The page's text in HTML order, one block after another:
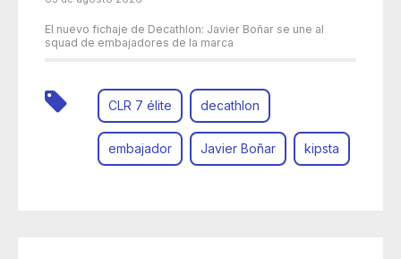
El nuevo fichaje de Decathlon: Javier Boñar se une al
squad de embajadores de la marca
CLR 7 élite decathlon
embajador Javier Boñar kipsta